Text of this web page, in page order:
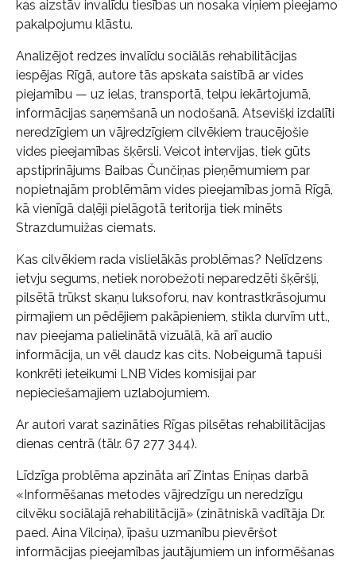
kas aizstāv invalīdu tiesības un nosaka viņiem pieejamo
pakalpojumu klāstu.
Analizējot redzes invalīdu sociālās rehabilitācijas
iespējas Rīgā, autore tās apskata saistībā ar vides
piejamību — uz ielas, transportā, telpu iekārtojumā,
informācijas saņemšanā un nodošanā. Atsevišķi izdalīti
neredzīgiem un vājredzīgiem cilvēkiem traucējošie
vides pieejamības šķērsli. Veicot intervijas, tiek gūts
apstiprinājums Baibas Čunčiņas pieņēmumiem par
nopietnajām problēmām vides pieejamības jomā Rīgā,
kā vienīgā daļēji pielāgotā teritorija tiek minēts
Strazdumuižas ciemats.
Kas cilvēkiem rada vislielākās problēmas? Nelīdzens
ietvju segums, netiek norobežoti neparedzēti šķēršļi,
pilsētā trūkst skaņu luksoforu, nav kontrastkrāsojumu
pirmajiem un pēdējiem pakāpieniem, stikla durvīm utt.,
nav pieejama palielinātā vizuālā, kā arī audio
informācija, un vēl daudz kas cits. Nobeigumā tapuši
konkrēti ieteikumi LNB Vides komisijai par
nepieciešamajiem uzlabojumiem.
Ar autori varat sazināties Rīgas pilsētas rehabilitācijas
dienas centrā (tālr. 67 277 344).
Līdzīga problēma apzināta arī Zintas Eniņas darbā
«Informēšanas metodes vājredzīgu un neredzīgu
cilvēku sociālajā rehabilitācijā» (zinātniskā vadītāja Dr.
paed. Aina Vilciņa), īpašu uzmanību pievēršot
informācijas pieejamības jautājumiem un informēšanas